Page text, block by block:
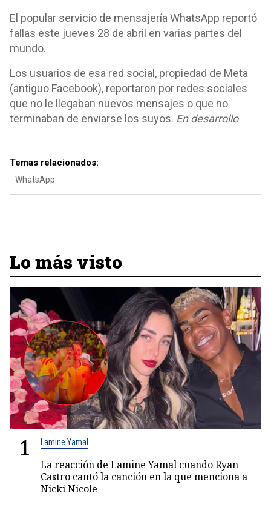
El popular servicio de mensajería WhatsApp reportó
fallas este jueves 28 de abril en varias partes del
mundo.
Los usuarios de esa red social, propiedad de Meta
(antiguo Facebook), reportaron por redes sociales
que no le llegaban nuevos mensajes o que no
terminaban de enviarse los suyos. En desarrollo
Temas relacionados:
WhatsApp
Lo más visto
1 Lamine Yamal
La reacción de Lamine Yamal cuando Ryan
Castro cantó la canción en la que menciona a
Nicki Nicole